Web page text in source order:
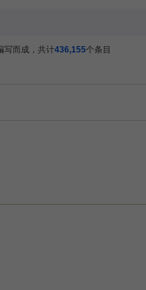
写而成，共计436,155个条目